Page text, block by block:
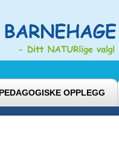
PEDAGOGISKE OPPLEGG